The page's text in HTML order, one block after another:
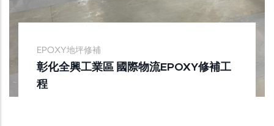
EPOXY地坪修補
彰化全興工業區 國際物流EPOXY修補工
程